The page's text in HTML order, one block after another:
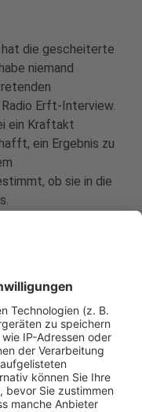
hat die gescheiterte
niemand
Erft-Interview.
ein Kraftakt
ein Ergebnis zu
ob sie in die
solche
im
er darauf und sei
Gespräche
Die
und
so
die schwarz rote